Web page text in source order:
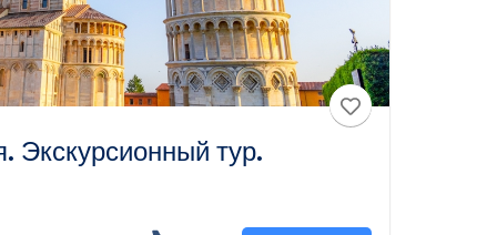
Экскурсионный тур.